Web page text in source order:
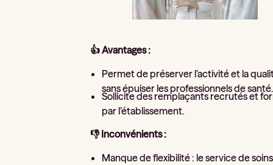
👍 Avantages :
Permet de préserver l’activité et la
sans épuiser les professionnels de santé.
Sollicite des remplaçants recrutés et
par l’établissement.
👎 Inconvénients :
Manque de flexibilité : le service de soins